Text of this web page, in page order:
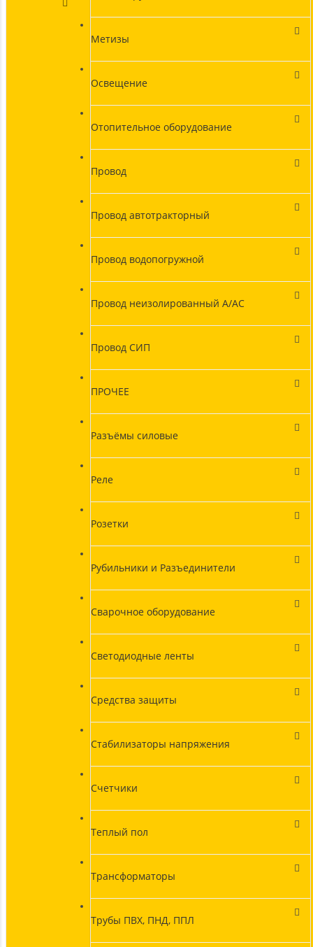
Метизы
Освещение
Отопительное оборудование
Провод
Провод автотракторный
Провод водопогружной
Провод неизолированный А/АС
Провод СИП
ПРОЧЕЕ
Разъёмы силовые
Реле
Розетки
Рубильники и Разъединители
Сварочное оборудование
Светодиодные ленты
Средства защиты
Стабилизаторы напряжения
Счетчики
Теплый пол
Трансформаторы
Трубы ПВХ, ПНД, ППЛ